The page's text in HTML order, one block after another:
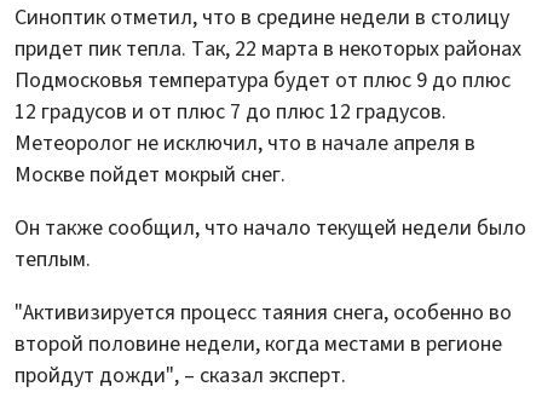
Синоптик отметил, что в средине недели в столицу
придет пик тепла. Так, 22 марта в некоторых районах
Подмосковья температура будет от плюс 9 до плюс
12 градусов и от плюс 7 до плюс 12 градусов.
Метеоролог не исключил, что в начале апреля в
Москве пойдет мокрый снег.
Он также сообщил, что начало текущей недели было
теплым.
"Активизируется процесс таяния снега, особенно во
второй половине недели, когда местами в регионе
пройдут дожди", – сказал эксперт.